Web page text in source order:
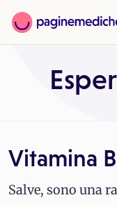
Vitamina
Salve, sono una